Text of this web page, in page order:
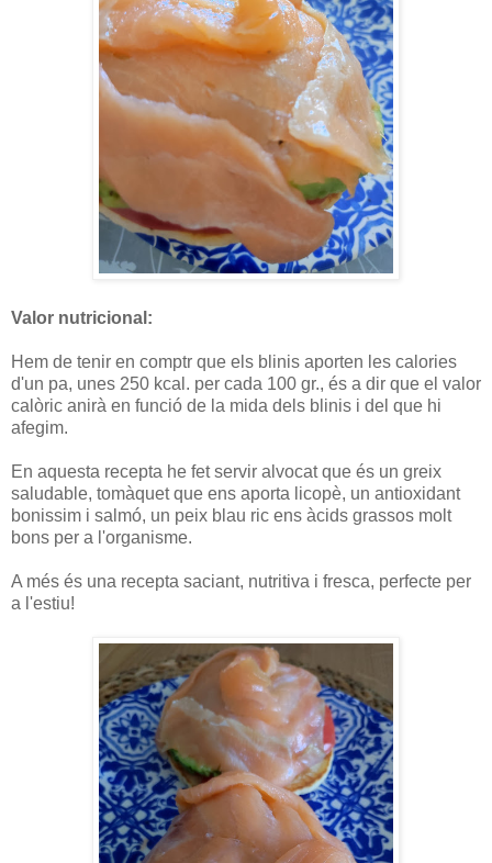
Valor nutricional:
Hem de tenir en comptr que els blinis aporten les calories
d'un pa, unes 250 kcal. per cada 100 gr., és a dir que el valor
calòric anirà en funció de la mida dels blinis i del que hi
afegim.
En aquesta recepta he fet servir alvocat que és un greix
saludable, tomàquet que ens aporta licopè, un antioxidant
bonissim i salmó, un peix blau ric ens àcids grassos molt
bons per a l'organisme.
A més és una recepta saciant, nutritiva i fresca, perfecte per
a l'estiu!